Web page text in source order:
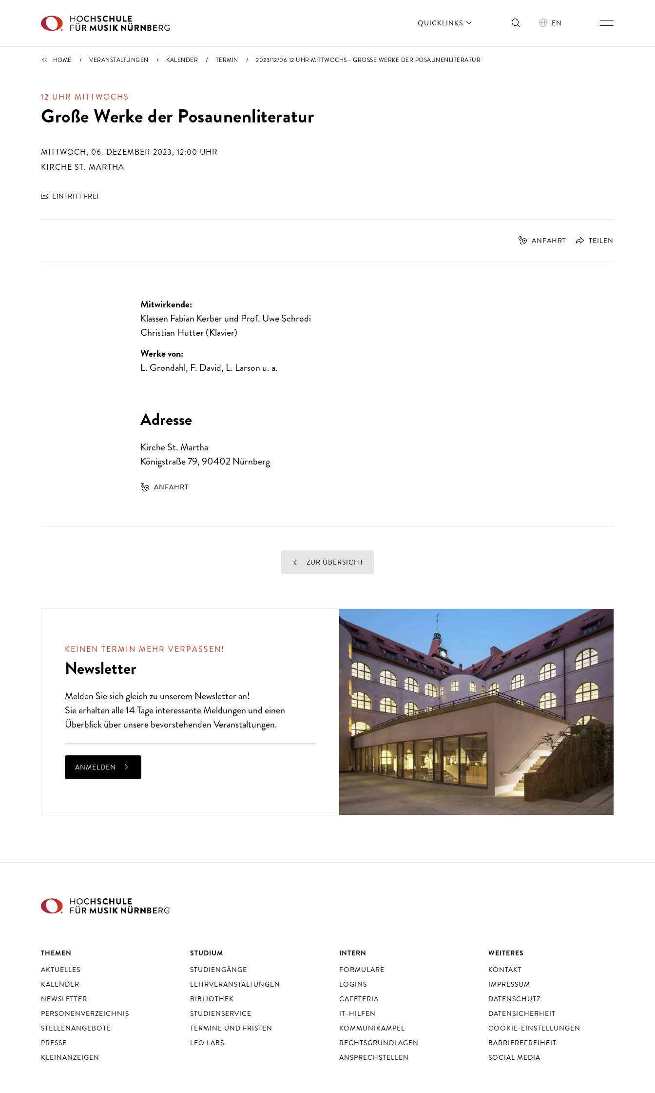
QUICKLINKS EN
TERMINE
HOME VERANSTALTUNGEN KALENDER TERMIN 2023/12/06 12 UHR MITTWOCHS - GROSSE WERKE DER POSAUNENLITERATUR
12 UHR MITTWOCHS
Große Werke der Posaunenliteratur
MITTWOCH, 06. DEZEMBER 2023, 12:00 UHR
KIRCHE ST. MARTHA
EINTRITT FREI
ANFAHRT TEILEN
Mitwirkende:
Klassen Fabian Kerber und Prof. Uwe Schrodi
Christian Hutter (Klavier)
Werke von:
L. Grøndahl, F. David, L. Larson u. a.
Adresse
Kirche St. Martha
Königstraße 79,90402 Nürnberg
ANFAHRT
ZUR ÜBERSICHT
KEINEN TERMIN MEHR VERPASSEN!
Newsletter
Melden Sie sich gleich zu unserem Newsletteran!
Sie erhalten alle 14 Tage interessante Meldungen und einen
Überblick über unsere bevorstehenden Veranstaltungen.
ANMELDEN
THEMEN
AKTUELLES
KALENDER
NEWSLETTER
PERSONENVERZEICHNIS
STELLENANGEBOTE
PRESSE
KLEINANZEIGEN
STUDIUM
STUDIENGÄNGE
LEHRVERANSTALTUNGEN
BIBLIOTHEK
STUDIENSERVICE
TERMINE UND FRISTEN
LEO LABS
INTERN
FORMULARE
LOGINS
CAFETERIA
IT-HILFEN
KOMMUNIKAMPEL
RECHTSGRUNDLAGEN
ANSPRECHSTELLEN
WEITERES
KONTAKT
IMPRESSUM
DATENSCHUTZ
DATENSICHERHEIT
COOKIE-EINSTELLUNGEN
BARRIEREFREIHEIT
SOCIAL MEDIA